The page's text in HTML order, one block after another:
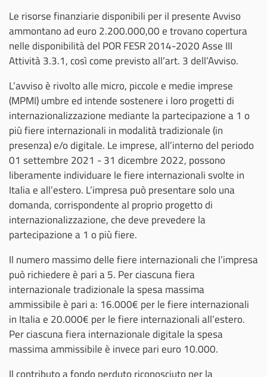
Le risorse finanziarie disponibili per il presente Avviso
ammontano ad euro 2.200.000,00 e trovano copertura
nelle disponibilità del POR FESR 2014-2020 Asse III
Attività 3.3.1, così come previsto all’art. 3 dell’Avviso.
L’avviso è rivolto alle micro, piccole e medie imprese
(MPMI) umbre ed intende sostenere i loro progetti di
internazionalizzazione mediante la partecipazione a 1 o
più fiere internazionali in modalità tradizionale (in
presenza) e/o digitale. Le imprese, all’interno del periodo
01 settembre 2021 - 31 dicembre 2022, possono
liberamente individuare le fiere internazionali svolte in
Italia e all’estero. L’impresa può presentare solo una
domanda, corrispondente al proprio progetto di
internazionalizzazione, che deve prevedere la
partecipazione a 1 o più fiere.
Il numero massimo delle fiere internazionali che l’impresa
può richiedere è pari a 5. Per ciascuna fiera
internazionale tradizionale la spesa massima
ammissibile è pari a: 16.000€ per le fiere internazionali
in Italia e 20.000€ per le fiere internazionali all’estero.
Per ciascuna fiera internazionale digitale la spesa
massima ammissibile è invece pari euro 10.000.
Il contributo a fondo perduto riconosciuto per la